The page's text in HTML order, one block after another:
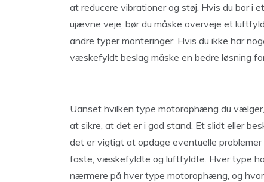
at reducere vibrationer og støj. Hvis du bor i
ujævne veje, bør du måske overveje et
andre typer monteringer. Hvis du ikke har
væskefyldt beslag måske en bedre løsning
Uanset hvilken type motorophæng du
at sikre, at det er i god stand. Et slidt eller
det er vigtigt at opdage eventuelle
faste, væskefyldte og luftfyldte. Hver type
nærmere på hver type motorophæng, og